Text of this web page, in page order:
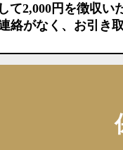
て2,000円を徴収い
なく、お引き取